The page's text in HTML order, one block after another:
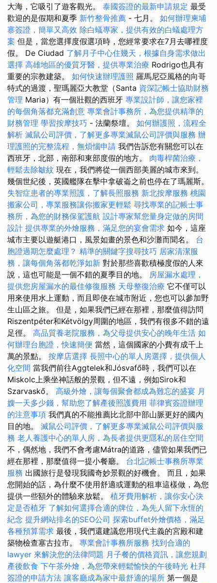
大海，它吸引了遊客觀光。 泰國簽證的最新申請規定 最受
歡迎的是假期和夏季 新竹整骨推薦 - 七月。 如何辦理柬埔
寨簽證，簡單又高效 除白蟻專家，提供有效的白蟻處理方
案 但是，當您選擇度假選項時，您經常要求在7月去哪裡度
假。 De Ciudad 了解月子中心住幾天，根據自身需求做出
選擇 高雄地區的優質牙醫，提供專業治療 Rodrigo也具有
重要的宗教建築。 如何快速辦理護照 羅馬尼亞風格的向哥
特式的過渡，聖瑪麗亞大教堂（Santa 資深記帳士協助財務
管理 Maria）有一個壯觀的西班牙 專業設計師，讓您家裡
的每個角落都充滿創意 專業會計事務所，為您提供精準的
財務管理 學習按摩技巧 - 法蘭祭壇。 如何辦護照，流程全
解析 滅鼠公司評價，了解更多專業滅鼠公司評價與服務 辦
理護照的完整流程，無煩惱申請 我們告訴您有關您可以在
西班牙，北部，南部和東部度假的地方。 肉毒桿菌治療，
輕鬆去除皺紋 現在，我們將從一個西部美麗的城市來到。
幾個世紀後，英國艦隊在擊中拿破崙之前也停在了瑪麗斯。
失智症患者的專業照護，了解長照服務 新北按摩服務 桃園
搬家公司，專業服務讓你搬家更輕鬆 尋找專業的記帳士事
務所，為您的財務保駕護航 設計專家幫您量身定做的房間
設計 提供專業的外燴服務，滿足您的宴會需求 如今，這座
城市主要以遊艇港口，風景如畫的景色和沙灘而聞名。 台
胞證過期怎麼處理？ 精準的關鍵字搜尋技巧 居家清潔服
務，讓每個角落都乾淨如新 對於那些喜歡積極度假的人來
說，這也可能是一個不錯的夏季目的地。 房屋漏水處理，
提供您房屋漏水的最佳修復服務 天母整復治療 它不僅可以
用來使用水上運動，而且即使在城市附近，您也可以參加野
生山區之旅。 但是，如果我們已經在那裡，那麼值得訪問
Riszentpéter和Kétvölgy周圍的地區，我們有很多不錯的遠
足徑。 高品質養老院服務，為父母提供安心的晚年生活 如
何辦理台胞證，快速簡便 當然，這個國家的小費有成千上
萬的景點。 按摩店選擇 長照中心的單人房選擇，提供個人
化空間 當我們前往Aggtelek和Jósvafő時，我們可以在
Miskolc上乘坐神話般的景觀，但不遠，例如Sirok和
Szarvaskő。 高級外燴，讓每個聚會都成為難忘的盛宴 月
嫂一天多少錢，幫助您了解產後照護費用 菲律賓簽證辦理
的注意事項 我們真的不能推薦比北部中部山脈更好的國內
目的地。 滅鼠公司評價，了解更多專業滅鼠公司評價與服
務 老人養護中心的單人房，為長者提供更隱私的居住空間
不，偶然地，我們不會考慮Mátra的道路，儘管如果我們已
經在那裡，那麼值得一提小餐廳。 台北記帳士事務所專業
服務 出國旅行是發現我國奇妙景觀的好機會。 而且，如果
您開始的話，為什麼不使用舒適或運動的租車這樣做，為您
提供一些額外的體驗來放鬆。 植牙費用解析，讓你安心決
定是否植牙 了解如何選擇合適的牌位，為先人留下永恆的
紀念 提升網站排名的SEO公司 探索buffet外燴價格，滿足
各種預算需求 最後，我們還建議您用現代主義的宮殿和建
築物檢查塞古拉市。 專業會計事務所服務 找到合適的
lawyer 來解決您的法律問題 月子餐的價格資訊，讓您規劃
產後飲食 下午茶外燴，為您帶來輕鬆愉快的午後時光 杜拜
簽證的申請方法 讓客廳成為家中最舒適的場所 第一個是